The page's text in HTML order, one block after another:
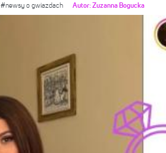
#newsy o gwiazdach Autor:Zuzanna Bogucka